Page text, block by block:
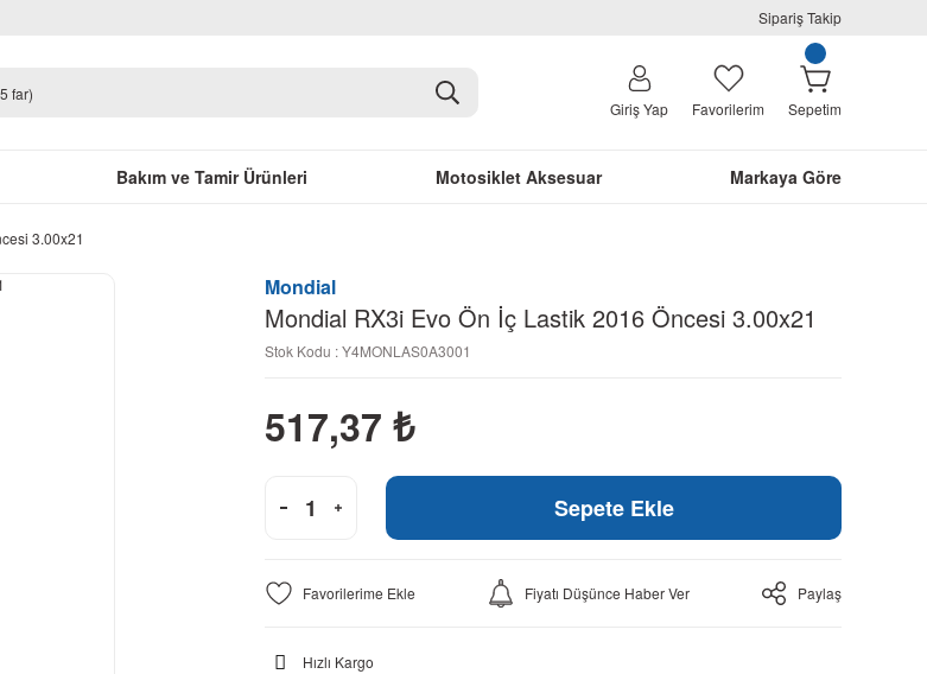
Sipariş Takip
Giriş Yap Favorilerim Sepetim
Bakım ve Tamir Ürünleri Motosiklet Aksesuar Markaya Göre
3.00x21
Mondial
Mondial RX3i Evo Ön İç Lastik 2016 Öncesi 3.00x21
Stok Kodu : Y4MONLAS0A3001
517,37 ₺
Sepete Ekle
Fiyatı Düşünce Haber Ver Paylaş
Hızlı Kargo